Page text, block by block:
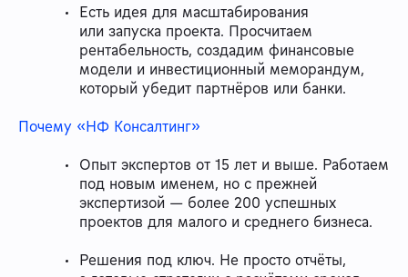
Есть идея для масштабирования
или запуска проекта. Просчитаем
рентабельность, создадим финансовые
модели и инвестиционный меморандум,
который убедит партнёров или банки.
Почему «НФ Консалтинг»
Опыт экспертов от 15 лет и выше. Работаем
под новым именем, но с прежней
экспертизой — более 200 успешных
проектов для малого и среднего бизнеса.
Решения под ключ. Не просто отчёты,